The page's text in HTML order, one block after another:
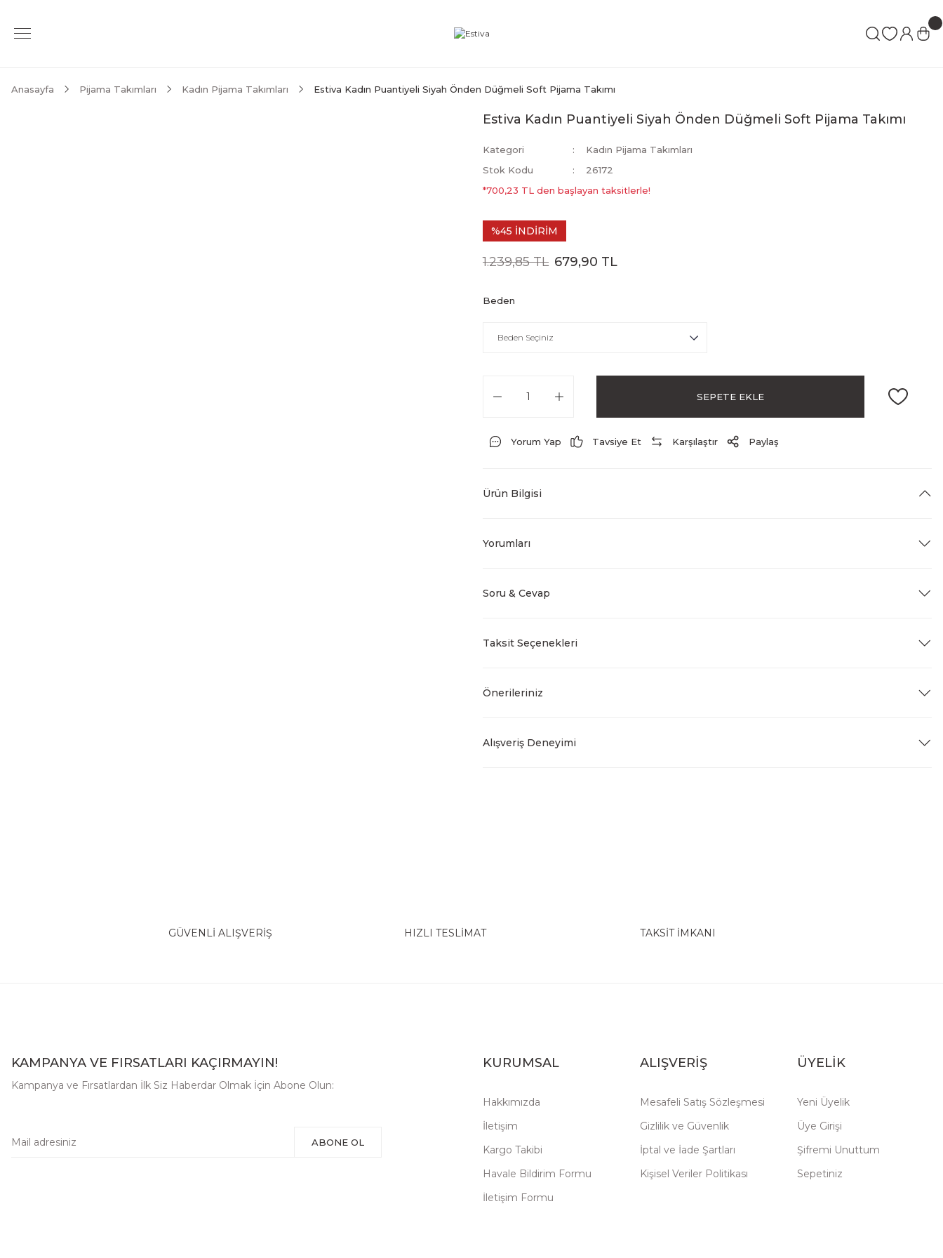
Anasayfa Pijama Takımları Kadın Pijama Takımları Estiva Kadın Puantiyeli Siyah Önden Düğmeli Soft Pijama Takımı
Estiva Kadın Puantiyeli Siyah Önden Düğmeli Soft Pijama Takımı
Kategori
Kadın Pijama Takımları
Stok Kodu
26172
*700,23 TL den başlayan taksitlerle!
%45 İNDİRİM
1.239,85 TL 679,90 TL
Beden
SEPETE EKLE
Yorum Yap Tavsiye Et Karşılaştır Paylaş
Ürün Bilgisi
Yorumları
Soru & Cevap
Taksit Seçenekleri
Önerileriniz
Alışveriş Deneyimi
GÜVENLİ ALIŞVERİŞ HIZLI TESLİMAT TAKSİT İMKANI
KAMPANYA VE FIRSATLARI KAÇIRMAYIN!
Kampanya ve Fırsatlardan İlk Siz Haberdar Olmak İçin Abone Olun:
ABONE OL
KURUMSAL
Hakkımızda
İletişim
Kargo Takibi
Havale Bildirim Formu
İletişim Formu
ALIŞVERİŞ
Mesafeli Satış Sözleşmesi
Gizlilik ve Güvenlik
İptal ve İade Şartları
Kişisel Veriler Politikası
ÜYELİK
Yeni Üyelik
Üye Girişi
Şifremi Unuttum
Sepetiniz